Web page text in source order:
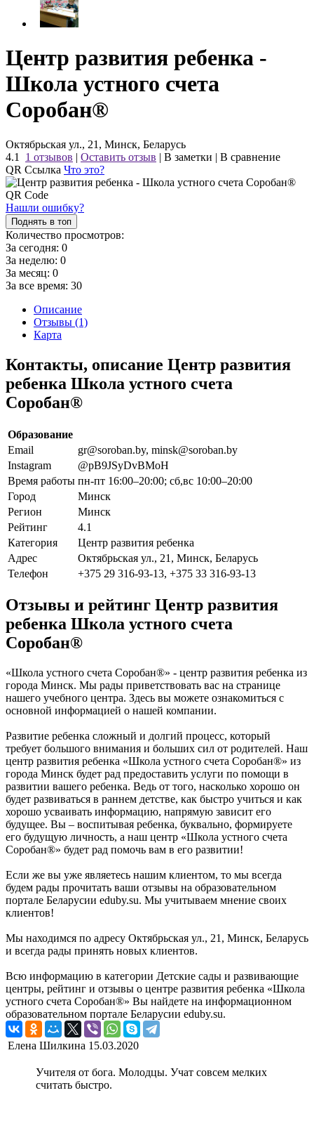
Центр развития ребенка -
Школа устного счета
Соробан®
Октябрьская ул., 21, Минск, Беларусь
4.1
1 отзывов | Оставить отзыв | В заметки | В сравнение
QR Ссылка Что это?
Нашли ошибку?
Поднять в топ
Количество просмотров:
За сегодня: 0
За неделю: 0
За месяц: 0
За все время: 30
Описание
Отзывы (1)
Карта
Контакты, описание Центр развития
ребенка Школа устного счета
Соробан®
Образование
Email
gr@soroban.by, minsk@soroban.by
Instagram
@pB9JSyDvBMoH
Время работы пн-пт 16:00–20:00; сб,вс 10:00–20:00
Город
Минск
Регион
Минск
Рейтинг
4.1
Категория
Центр развития ребенка
Адрес
Октябрьская ул., 21, Минск, Беларусь
Телефон
+375 29 316-93-13, +375 33 316-93-13
Отзывы и рейтинг Центр развития
ребенка Школа устного счета
Соробан®
«Школа устного счета Соробан®» - центр развития ребенка из
города Минск. Мы рады приветствовать вас на странице
нашего учебного центра. Здесь вы можете ознакомиться с
основной информацией о нашей компании.
Развитие ребенка сложный и долгий процесс, который
требует большого внимания и больших сил от родителей. Наш
центр развития ребенка «Школа устного счета Соробан®» из
города Минск будет рад предоставить услуги по помощи в
развитии вашего ребенка. Ведь от того, насколько хорошо он
будет развиваться в раннем детстве, как быстро учиться и как
хорошо усваивать информацию, напрямую зависит его
будущее. Вы – воспитывая ребенка, буквально, формируете
его будущую личность, а наш центр «Школа устного счета
Соробан®» будет рад помочь вам в его развитии!
Если же вы уже являетесь нашим клиентом, то мы всегда
будем рады прочитать ваши отзывы на образовательном
портале Беларусии eduby.su. Мы учитываем мнение своих
клиентов!
Мы находимся по адресу Октябрьская ул., 21, Минск, Беларусь
и всегда рады принять новых клиентов.
Всю информацию в категории Детские сады и развивающие
центры, рейтинг и отзывы о центре развития ребенка «Школа
устного счета Соробан®» Вы найдете на информационном
образовательном портале Беларусии eduby.su.
Елена Шилкина 15.03.2020
Учителя от бога. Молодцы. Учат совсем мелких
считать быстро.